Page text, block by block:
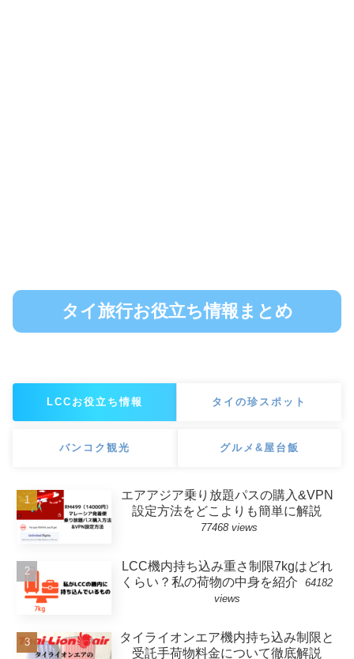
タイ旅行お役立ち情報まとめ
LCCお役立ち情報 タイの珍スポット
バンコク観光 グルメ&屋台飯
エアアジア乗り放題パスの購入&VPN
設定方法をどこよりも簡単に解説
77468 views
LCC機内持ち込み重さ制限7kgはどれ
くらい？私の荷物の中身を紹介
64182
views
タイライオンエア機内持ち込み制限と
受託手荷物料金について徹底解説